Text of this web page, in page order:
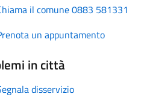
il comune 0883 581331
un appuntamento
in città
disservizio